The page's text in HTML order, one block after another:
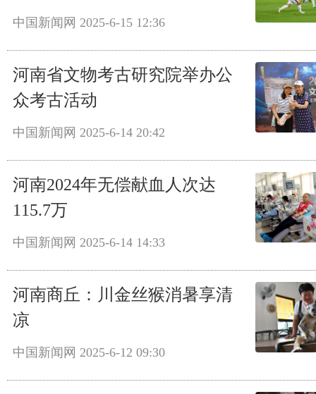
中国新闻网 2025-6-15 12:36
河南省文物考古研究院举办公
众考古活动
中国新闻网 2025-6-14 20:42
河南2024年无偿献血人次达
115.7万
中国新闻网 2025-6-14 14:33
河南商丘：川金丝猴消暑享清
凉
中国新闻网 2025-6-12 09:30